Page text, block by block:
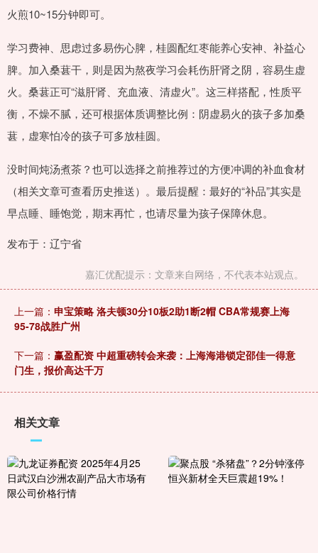
火煎10~15分钟即可。
学习费神、思虑过多易伤心脾，桂圆配红枣能养心安神、补益心
脾。加入桑葚干，则是因为熬夜学习会耗伤肝肾之阴，容易生虚
火。桑葚正可“滋肝肾、充血液、清虚火”。这三样搭配，性质平
衡，不燥不腻，还可根据体质调整比例：阴虚易火的孩子多加桑
葚，虚寒怕冷的孩子可多放桂圆。
没时间炖汤煮茶？也可以选择之前推荐过的方便冲调的补血食材
（相关文章可查看历史推送）。最后提醒：最好的“补品”其实是
早点睡、睡饱觉，期末再忙，也请尽量为孩子保障休息。
发布于：辽宁省
嘉汇优配提示：文章来自网络，不代表本站观点。
上一篇： 申宝策略 洛夫顿30分10板2助1断2帽 CBA常规赛上海
95-78战胜广州
下一篇： 赢盈配资 中超重磅转会来袭：上海海港锁定邵佳一得意
门生，报价高达千万
相关文章